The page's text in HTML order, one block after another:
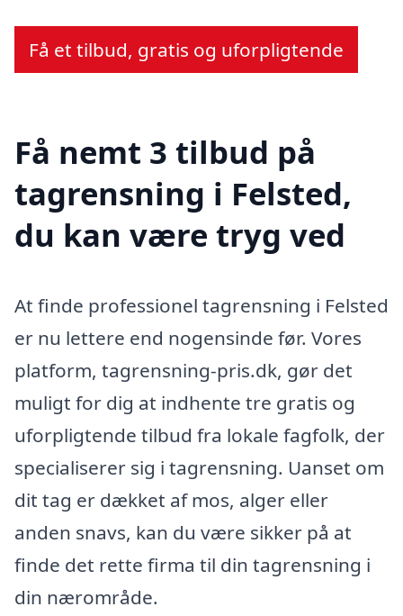
Få et tilbud, gratis og uforpligtende
Få nemt 3 tilbud på
tagrensning i Felsted,
du kan være tryg ved
At finde professionel tagrensning i Felsted
er nu lettere end nogensinde før. Vores
platform, tagrensning-pris.dk, gør det
muligt for dig at indhente tre gratis og
uforpligtende tilbud fra lokale fagfolk, der
specialiserer sig i tagrensning. Uanset om
dit tag er dækket af mos, alger eller
anden snavs, kan du være sikker på at
finde det rette firma til din tagrensning i
din nærområde.